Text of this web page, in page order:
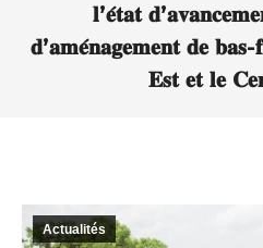
𝐥’𝐞́𝐭𝐚𝐭
𝐝’𝐚𝐦𝐞́𝐧𝐚𝐠𝐞𝐦𝐞𝐧𝐭 𝐝𝐞 𝐛𝐚𝐬-
𝐄𝐬𝐭 𝐞𝐭 𝐥𝐞
Actualités